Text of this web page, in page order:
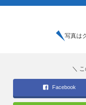
写真は
Facebook